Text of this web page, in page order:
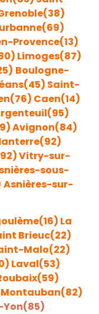
Provence(13)
Limoges(87)
Boulogne-
Saint-
(76) Caen(14)
il(95)
Avignon(84)
Vitry-sur-
sous-
Asnières-sur-
La
Brieuc(22)
Malo(22)
Laval(53)
Montauban(82)
Yon(85)